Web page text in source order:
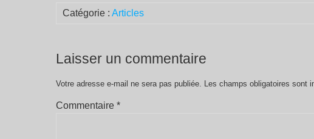
Catégorie : Articles
Laisser un commentaire
Votre adresse e-mail ne sera pas publiée. Les champs obligatoires sont
Commentaire *